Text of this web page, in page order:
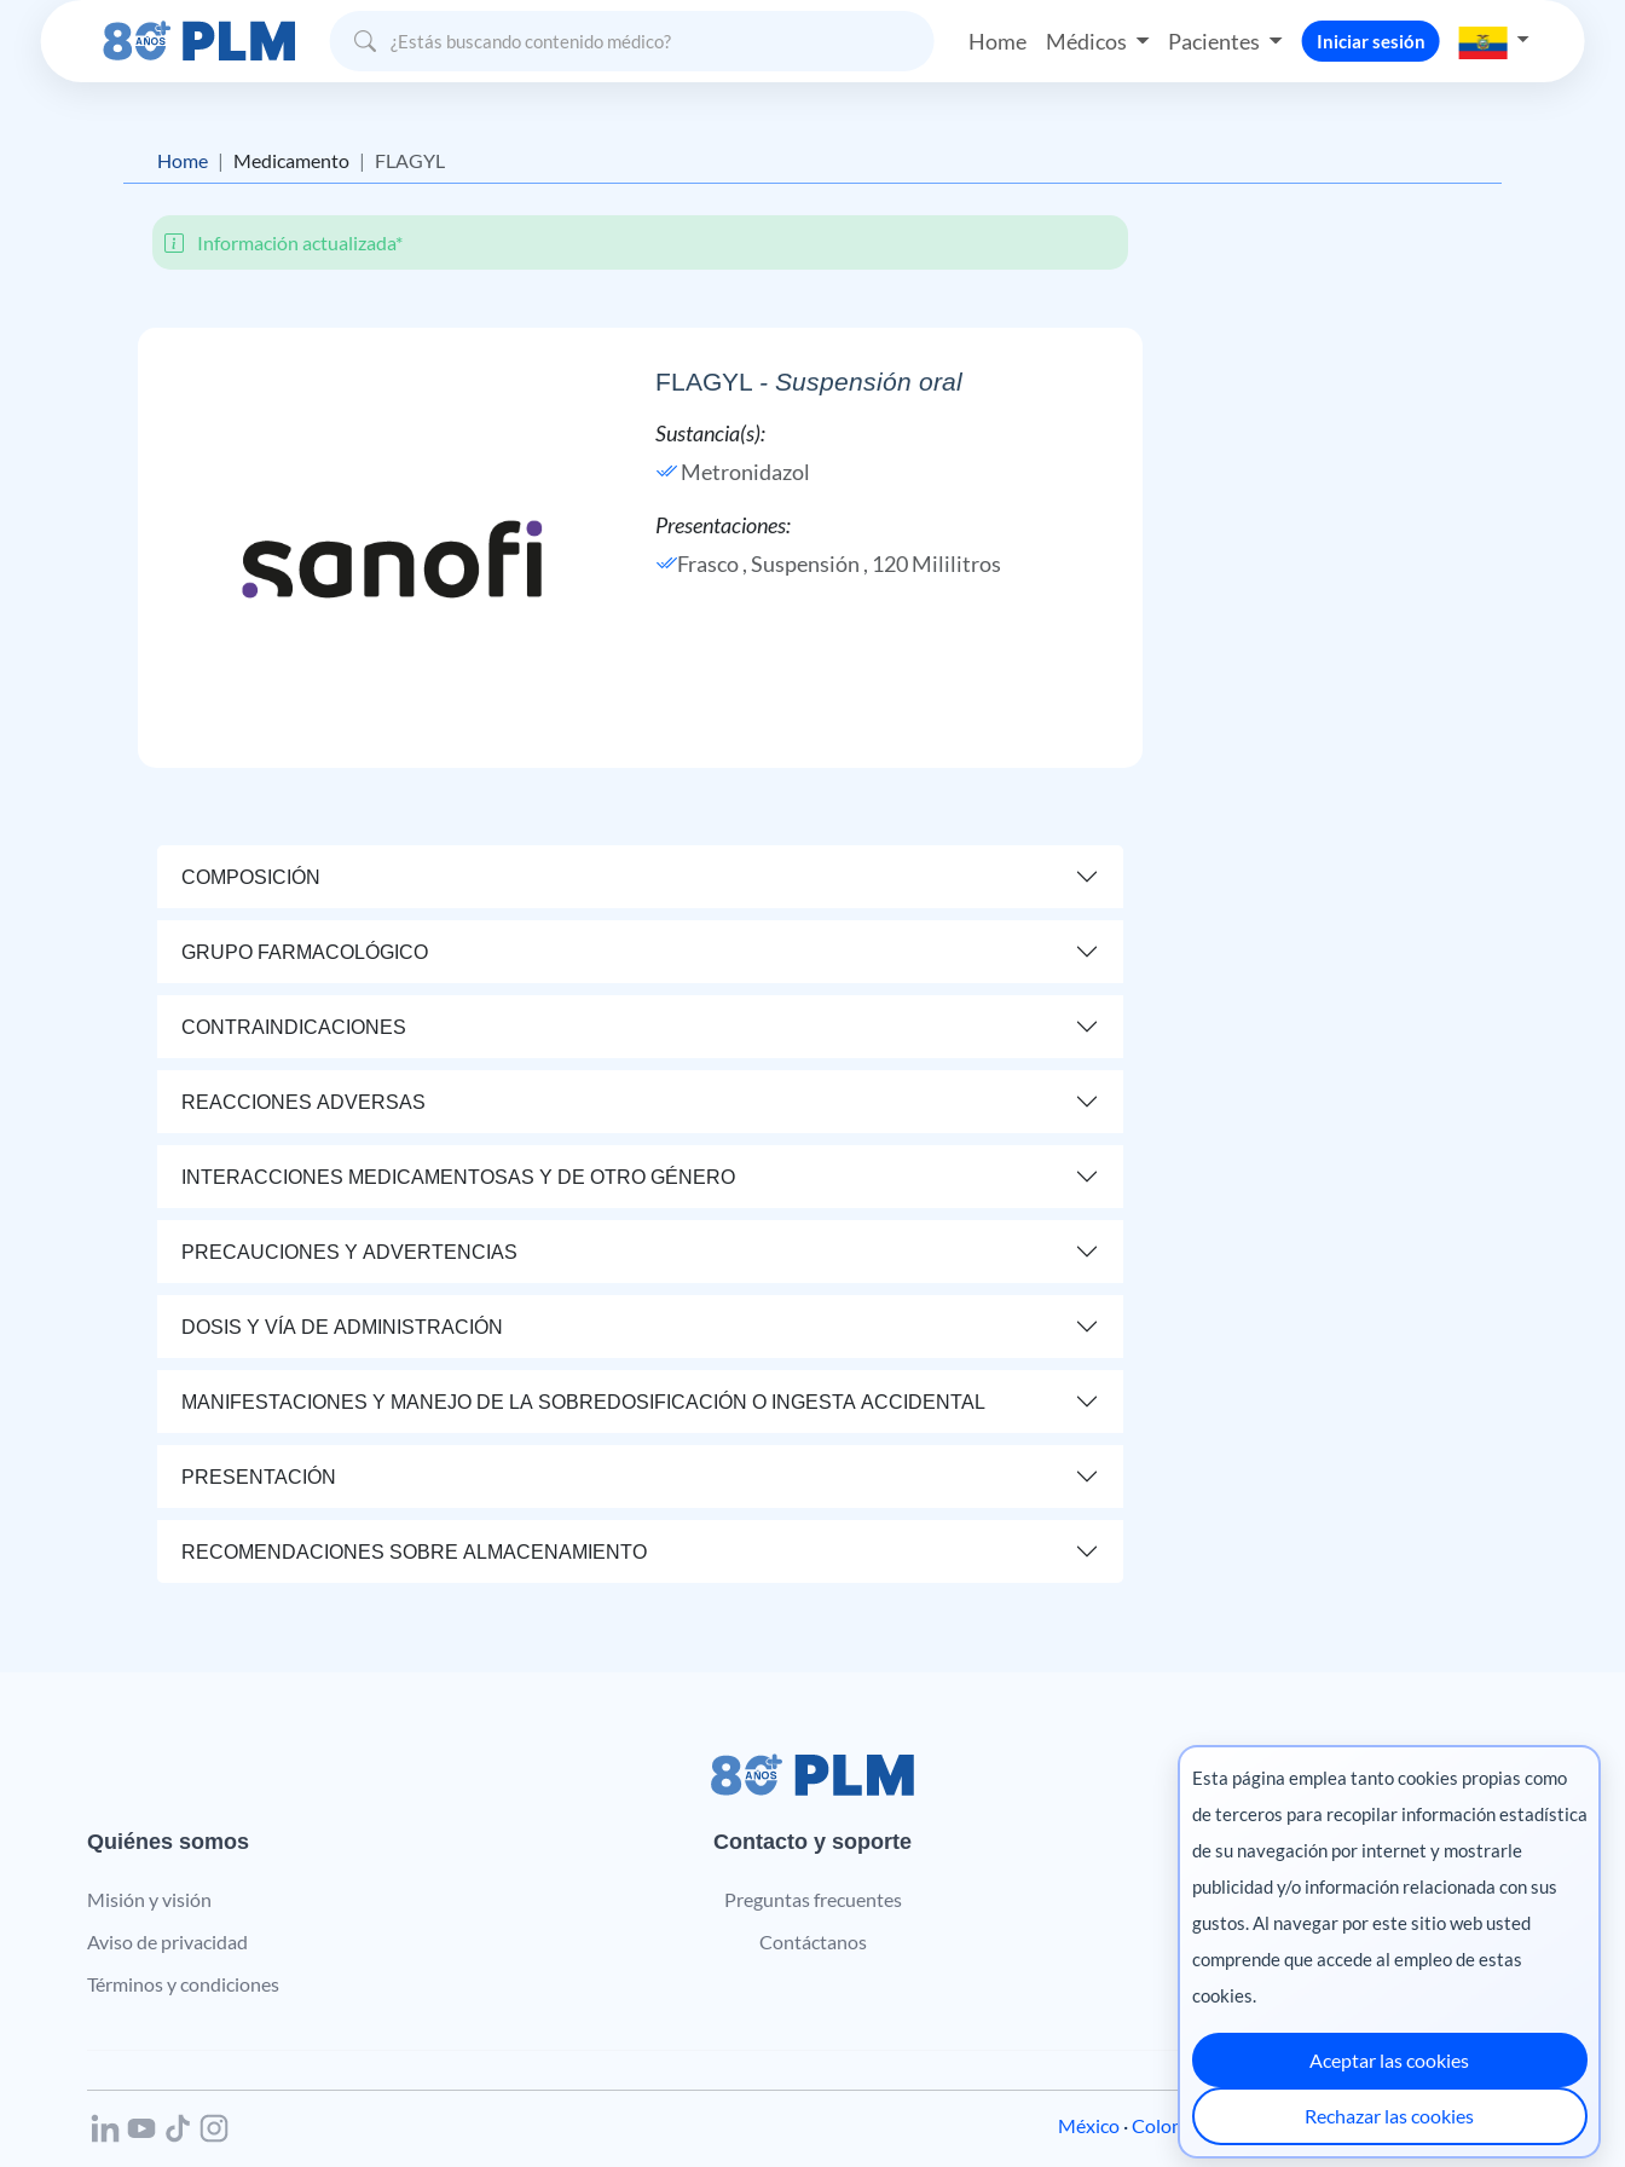
Home Médicos Pacientes Iniciar sesión
Home Medicamento FLAGYL
Información actualizada*
FLAGYL - Suspensión oral
Sustancia(s):
Metronidazol
Presentaciones:
Frasco , Suspensión , 120 Mililitros
COMPOSICIÓN
GRUPO FARMACOLÓGICO
CONTRAINDICACIONES
REACCIONES ADVERSAS
INTERACCIONES MEDICAMENTOSAS Y DE OTRO GÉNERO
PRECAUCIONES Y ADVERTENCIAS
DOSIS Y VÍA DE ADMINISTRACIÓN
MANIFESTACIONES Y MANEJO DE LA SOBREDOSIFICACIÓN O INGESTA ACCIDENTAL
PRESENTACIÓN
RECOMENDACIONES SOBRE ALMACENAMIENTO
Quiénes somos
Misión y visión
Aviso de privacidad
Términos y condiciones
Contacto y soporte
Preguntas frecuentes
Contáctanos
Marketing digital
Pharma
México ·Colombia Perú·Centroamérica
Esta página emplea tanto cookies propias como
de terceros para recopilar información estadística
de su navegación por internet y mostrarle
publicidad y/o información relacionada con sus
gustos. Al navegar por este sitio web usted
comprende que accede al empleo de estas
cookies.
Aceptar las cookies
Rechazar las cookies